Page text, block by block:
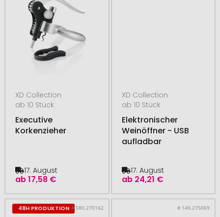
XD Collection
ab 10 Stück
Executive
Korkenzieher
ab17,58 €
17. August
XD Collection
ab 10 Stück
Elektronischer
Weinöffner - USB
aufladbar
ab 24,21 €
17. August
48H PRODUKTION # 580.270162 # 140.275069